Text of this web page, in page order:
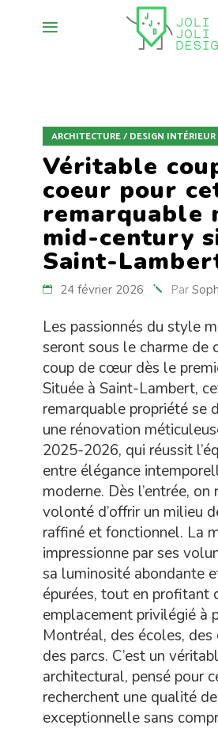
ARCHITECTURE / DESIGN INTÉRIEUR
Véritable
coeur pour
remarquable
mid-century
Saint-
24 février 2026 Par
Les passionnés du style
seront sous le charme de
coup de cœur dès le
Située à Saint-Lambert,
remarquable propriété se
une rénovation
2025-2026, qui réussit
entre élégance
moderne. Dès l’entrée,
volonté d’offrir un milieu
raffiné et fonctionnel. La
impressionne par ses
sa luminosité abondante
épurées, tout en profitant
emplacement privilégié à
Montréal, des écoles,
des parcs. C’est un
architectural, pensé pour
recherchent une qualité
exceptionnelle sans